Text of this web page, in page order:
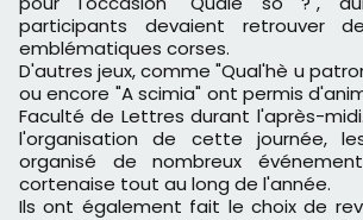
participants devaient retrouver
emblématiques corses.
D'autres jeux, comme "Qual'hè u
ou encore "A scimia" ont permis
Faculté de Lettres durant l'après-
l'organisation de cette journée,
organisé de nombreux
cortenaise tout au long de l'année.
Ils ont également fait le choix de